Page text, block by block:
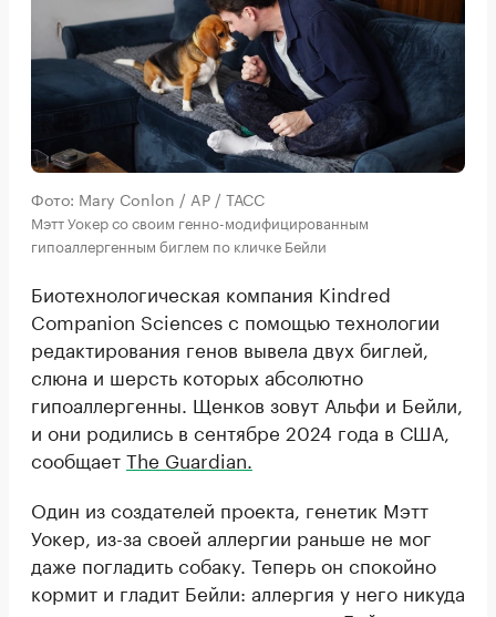
Фото: Mary Conlon / AP / ТАСС
Мэтт Уокер со своим генно-модифицированным
гипоаллергенным биглем по кличке Бейли
Биотехнологическая компания Kindred
Companion Sciences с помощью технологии
редактирования генов вывела двух биглей,
слюна и шерсть которых абсолютно
гипоаллергенны. Щенков зовут Альфи и Бейли,
и они родились в сентябре 2024 года в США,
сообщаетThe Guardian.
Один из создателей проекта, генетик Мэтт
Уокер, из-за своей аллергии раньше не мог
даже погладить собаку. Теперь он спокойно
кормит и гладит Бейли: аллергия у него никуда